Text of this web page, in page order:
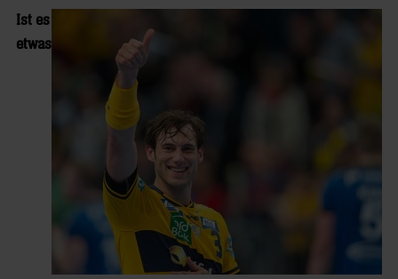
Ist es
etwas